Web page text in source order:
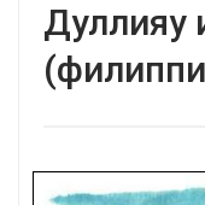
Дуллияу